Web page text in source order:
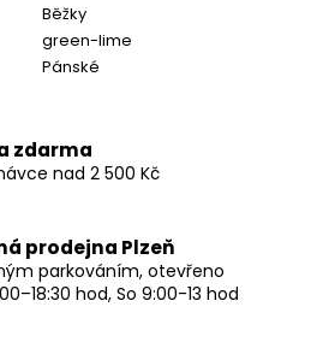
Běžky
green-lime
Pánské
zdarma
nad 2 500 Kč
prodejna Plzeň
parkováním, otevřeno
hod, So 9:00-13 hod